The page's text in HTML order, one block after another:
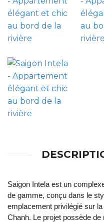
Saigon Intela est un
de gamme, conçu dans le
emplacement privilégié sur
Chanh. Le projet possède